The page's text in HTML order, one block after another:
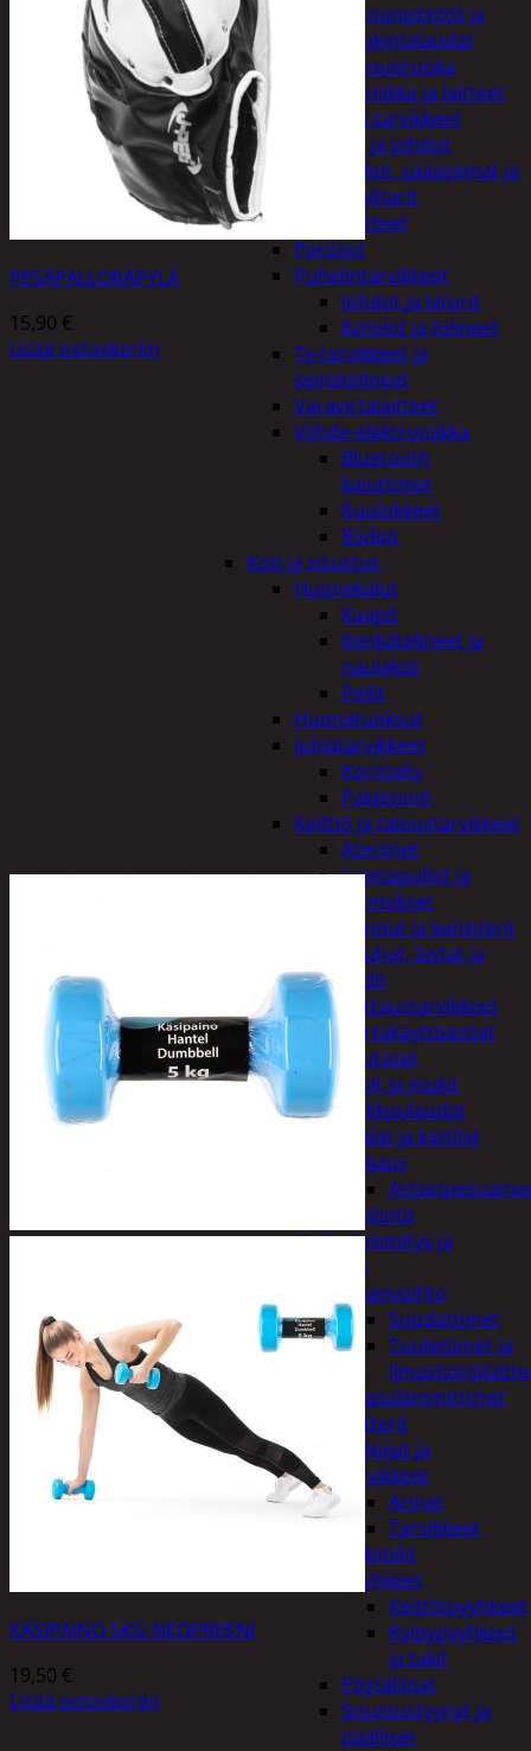
Linnunpöntöt ja
ruokintalaudat
Linnunruoka
Kodin elektroniikka ja laitteet
Imurit ja tarvikkeet
Kaapelit ja johdot
Kelloradiot, sääasemat ja
lämpömittarit
Oheislaitteet
Paristot
Puhelintarvikkeet
Johdot ja laturit
Kotelot ja telineet
Tv-tarvikkeet ja
seinätelineet
Varavirtalaitteet
Viihde-elektroniikka
Bluetooth
kaiuttimet
Kuulokkeet
Radiot
Koti ja sisustus
Huonekalut
Kaapit
Kenkätelineet ja
naulakot
Peilit
Huonetuoksut
Juhlatarvikkeet
Koristelu
Paketointi
Keittiö ja taloustarvikkeet
Aterimet
Juomapullot ja
termokset
Kannut ja kanisterit
Kauhat, lastat ja
sudit
Kattaustarvikkeet
Kertakäyttöastiat
Lautaset
Lasit ja mukit
Leikkuulaudat
Padat ja kattilat
Tiskaus
Säilöntä
Kodin lämmitys ja
tuuletus
Ilmanvaihto
Suodattimet
Tuulettimet ja
Kaasulämmittimet
Patterit
Tulisijat ja
tarvikkeet
Arinat
Tarvikkeet
Kodintekstiilit
Pyyhkeet
Keittiöpyyhkeet
Kylpypyyhkeet
ja takit
Pöytäliinat
Sisustustyynyt ja
päälliset
PESÄPALLORÄPYLÄ
15,90 €
Lisää ostoskoriin
KÄSIPAINO 5KG NEOPREENI
19,50 €
Lisää ostoskoriin